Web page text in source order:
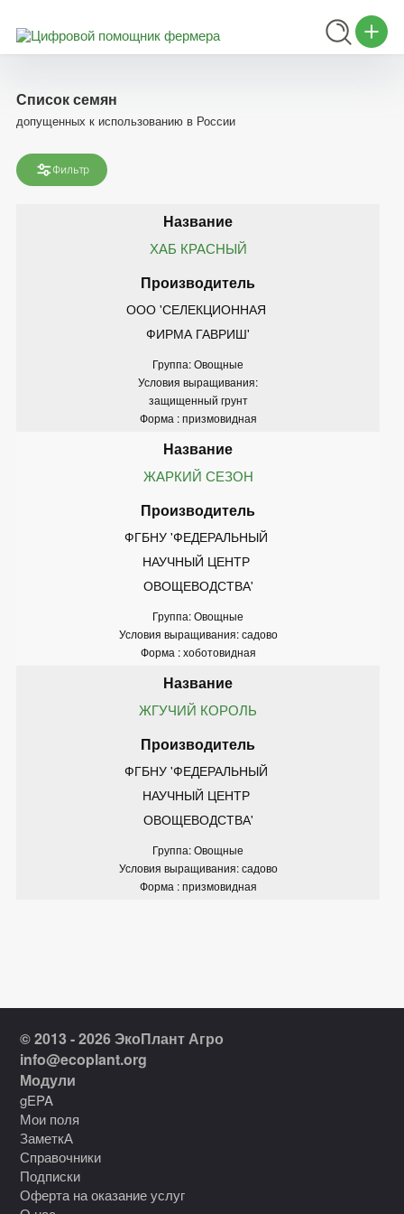
Список семян
допущенных к использованию в России
Фильтр
ХАБ КРАСНЫЙ
ООО 'СЕЛЕКЦИОННАЯ
ФИРМА ГАВРИШ'
Группа: Овощные
Условия выращивания:
защищенный грунт
Форма : призмовидная
ЖАРКИЙ СЕЗОН
ФГБНУ 'ФЕДЕРАЛЬНЫЙ
НАУЧНЫЙ ЦЕНТР
ОВОЩЕВОДСТВА'
Группа: Овощные
Условия выращивания: садово
Форма : хоботовидная
ЖГУЧИЙ КОРОЛЬ
ФГБНУ 'ФЕДЕРАЛЬНЫЙ
НАУЧНЫЙ ЦЕНТР
ОВОЩЕВОДСТВА'
Группа: Овощные
Условия выращивания: садово
Форма : призмовидная
© 2013 - 2026 ЭкоПлант Агро
info@ecoplant.org
Модули
gEPA
Мои поля
ЗаметкА
Справочники
Подписки
Оферта на оказание услуг